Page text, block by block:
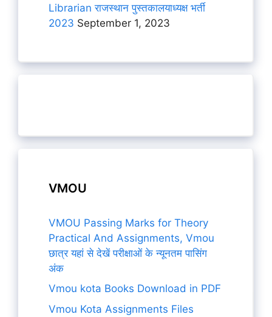
Librarian राजस्थान पुस्तकालयाध्यक्ष भर्ती
2023 September 1, 2023
VMOU
VMOU Passing Marks for Theory
Practical And Assignments, Vmou
छात्र यहां से देखें परीक्षाओं के न्यूनतम पासिंग
अंक
Vmou kota Books Download in PDF
Vmou Kota Assignments Files